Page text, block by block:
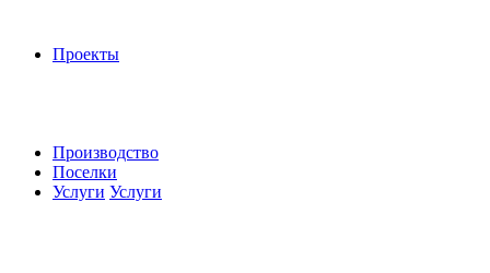
Проекты
Производство
Поселки
Услуги Услуги